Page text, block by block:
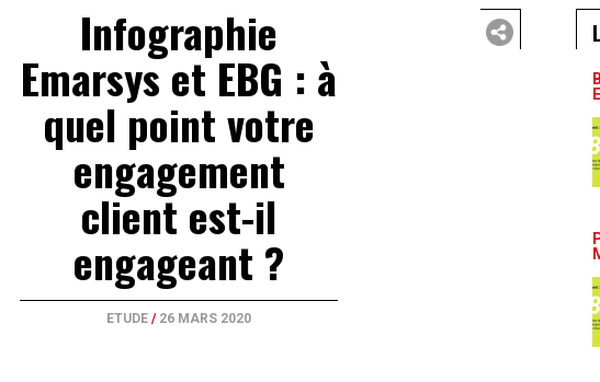
Infographie
Emarsys et EBG : à
quel point votre
engagement
client est-il
engageant ?
ETUDE / 26 MARS 2020